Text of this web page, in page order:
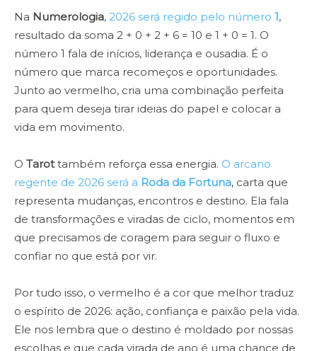
Na Numerologia, 2026 será regido pelo número 1,
resultado da soma 2 + 0 + 2 + 6 = 10 e 1 + 0 = 1. O
número 1 fala de inícios, liderança e ousadia. É o
número que marca recomeços e oportunidades.
Junto ao vermelho, cria uma combinação perfeita
para quem deseja tirar ideias do papel e colocar a
vida em movimento.
O Tarottambém reforça essa energia. O arcano
regente de 2026 será a Roda da Fortuna, carta que
representa mudanças, encontros e destino. Ela fala
de transformações e viradas de ciclo, momentos em
que precisamos de coragem para seguir o fluxo e
confiar no que está por vir.
Por tudo isso, o vermelho é a cor que melhor traduz
o espírito de 2026: ação, confiança e paixão pela vida.
Ele nos lembra que o destino é moldado por nossas
escolhas e que cada virada de ano é uma chance de